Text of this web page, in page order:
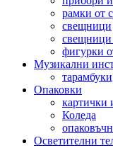
рамки от
свещници
свещници
фигурки
Музикални
Опаковки
картички
Коледа
Осветителни